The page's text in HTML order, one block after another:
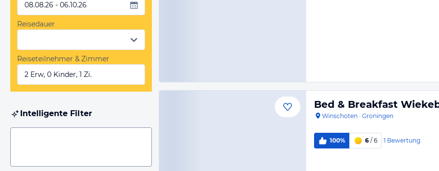
08.08.26 - 06.10.26
Reisedauer
Reiseteilnehmer & Zimmer
2 Erw, 0 Kinder, 1 Zi.
Intelligente Filter
Bed & Breakfast
Winschoten · Groningen
100% 6 / 6 1 Bewertung